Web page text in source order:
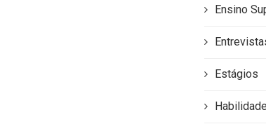
Ensino
Estágios